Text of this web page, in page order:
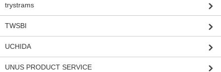
trystrams
TWSBI
UCHIDA
UNUS PRODUCT SERVICE